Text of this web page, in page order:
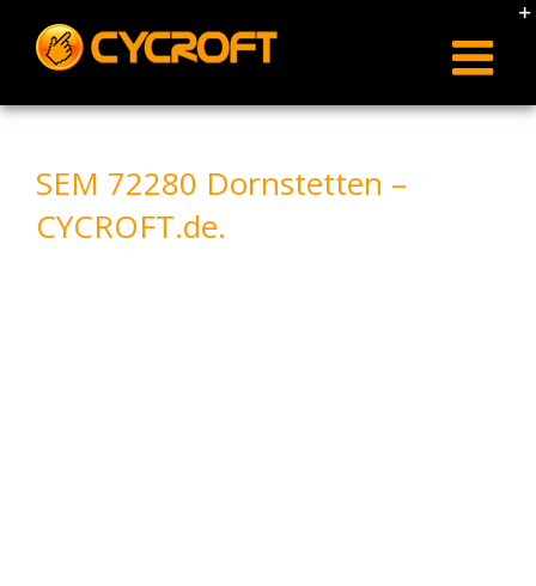
content
SEM 72280 Dornstetten –
CYCROFT.de.